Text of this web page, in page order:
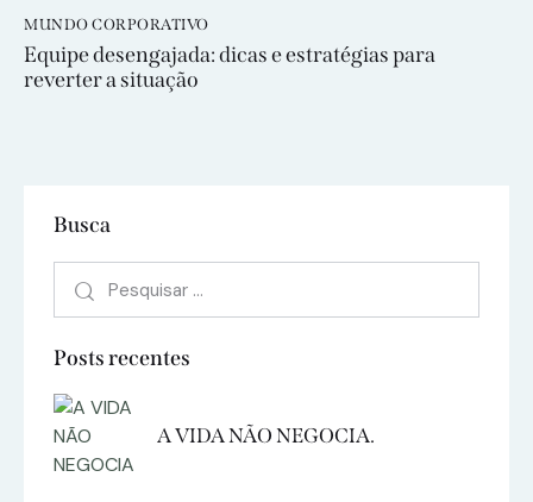
MUNDO CORPORATIVO
Equipe desengajada: dicas e estratégias para
reverter a situação
Busca
Posts recentes
A VIDA NÃO NEGOCIA.